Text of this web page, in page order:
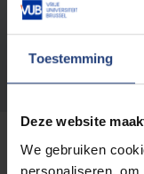
Toestemming
Deze website
We gebruiken
personaliseren,
infradesk@vub.be
Telefoon:
+32 2 477 42 71